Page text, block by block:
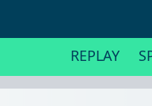
REPLAY